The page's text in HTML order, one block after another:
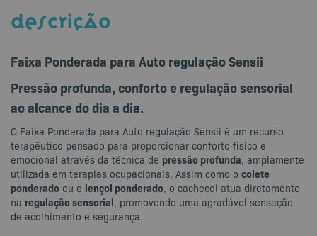
DESCRIÇÃO
Faixa Ponderada para Auto regulação Sensii
Pressão profunda, conforto e regulação sensorial
ao alcance do dia a dia.
O Faixa Ponderada para Auto regulação Sensii é um recurso
terapêutico pensado para proporcionar conforto físico e
emocional através da técnica de pressão profunda, amplamente
utilizada em terapias ocupacionais. Assim como o colete
ponderado ou o lençol ponderado, o cachecol atua diretamente
na regulação sensorial, promovendo uma agradável sensação
de acolhimento e segurança.